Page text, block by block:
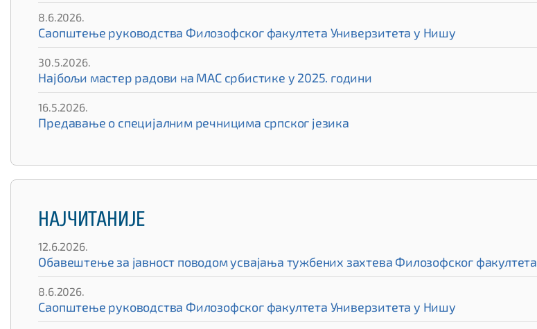
8.6.2026.
Саопштење руководства Филозофског факултета Универзитета у Нишу
30.5.2026.
Најбољи мастер радови на МАС србистике у 2025. години
16.5.2026.
Предавање о специјалним речницима српског језика
НАЈЧИТАНИЈЕ
12.6.2026.
Обавештење за јавност поводом усвајања тужбених захтева Филозофског факултета
8.6.2026.
Саопштење руководства Филозофског факултета Универзитета у Нишу